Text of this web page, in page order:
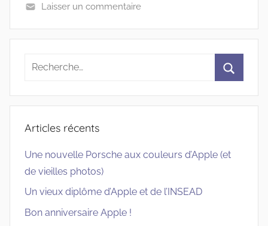
Laisser un commentaire
Recherche
:
Articles récents
Une nouvelle Porsche aux couleurs d’Apple (et
de vieilles photos)
Un vieux diplôme d’Apple et de l’INSEAD
Bon anniversaire Apple !